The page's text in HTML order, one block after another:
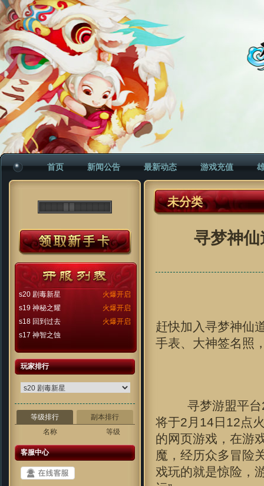
首页 新闻公告 最新动态 游戏充值
火爆开启
s20 剧毒新星
火爆开启
s19 神秘之耀
火爆开启
s18 回到过去
s17 神智之蚀
玩家排行
等级排行
副本排行
名称
等级
客服中心
未分类
寻梦神
赶快加入寻梦神仙
手表、大神签名照
寻梦游盟平台
将于2月14日12点
的网页游戏，在游
魔，经历众多冒险
戏玩的就是惊险，